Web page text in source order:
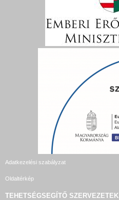
Adatkezelési szabályzat
Oldaltérkép
TEHETSÉGSEGÍTŐ SZERVEZETEK